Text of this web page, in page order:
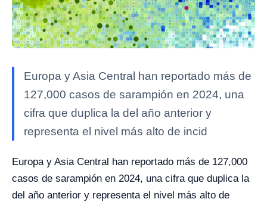
Europa y Asia Central han reportado más de
127,000 casos de sarampión en 2024, una
cifra que duplica la del año anterior y
representa el nivel más alto de incid
Europa y Asia Central han reportado más de 127,000
casos de sarampión en 2024, una cifra que duplica la
del año anterior y representa el nivel más alto de